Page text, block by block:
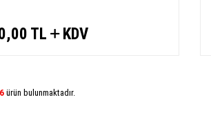
TL KDV
6 ürün bulunmaktadır.